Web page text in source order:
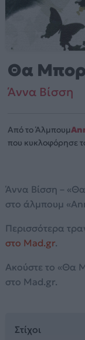
Θα
Άννα Βίσση
Από το Άλμπουμ
που κυκλοφόρησε
Άννα Βίσση –
στο άλμπουμ
Περισσότερα
στο Mad.gr.
Ακούστε το «Θα
στο Mad.gr.
Στίχοι